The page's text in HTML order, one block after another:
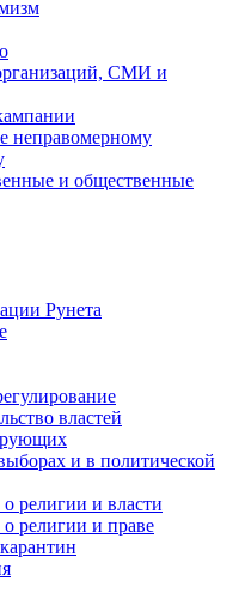
СМИ и
неправомерному
и общественные
Рунета
властей
и в политической
религии и власти
религии и праве